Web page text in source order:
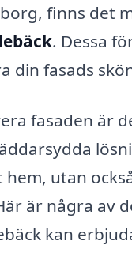
finns det
. Dessa
din fasads
fasaden är
utan
är några av
kan